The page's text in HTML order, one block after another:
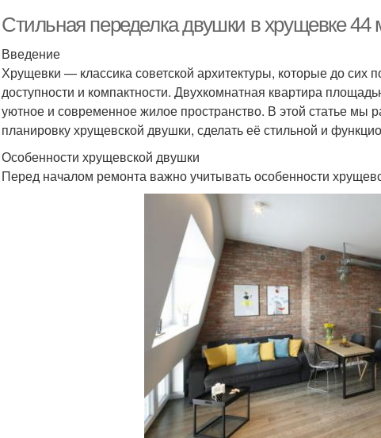
Стильная переделка двушки в хрущевке 44
Введение
Хрущевки — классика советской архитектуры, которые до сих
доступности и компактности. Двухкомнатная квартира
уютное и современное жилое пространство. В этой статье мы
планировку хрущевской двушки, сделать её стильной и
Особенности хрущевской двушки
Перед началом ремонта важно учитывать особенности